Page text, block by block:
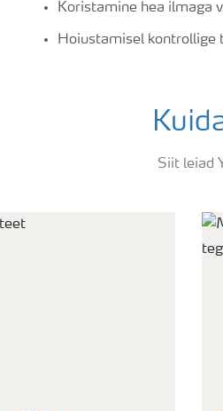
Koristamine hea ilmaga
Hoiustamisel kontrollige
Siit leiad